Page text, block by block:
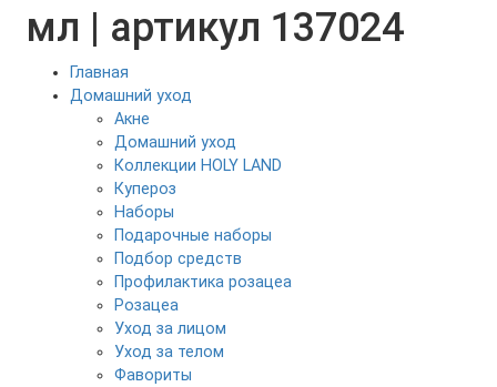
мл | артикул 137024
Главная
Домашний уход
Акне
Домашний уход
Коллекции HOLY LAND
Купероз
Наборы
Подарочные наборы
Подбор средств
Профилактика розацеа
Розацеа
Уход за лицом
Уход за телом
Фавориты